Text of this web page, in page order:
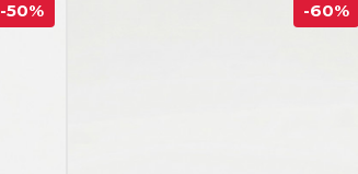
-50% -60%